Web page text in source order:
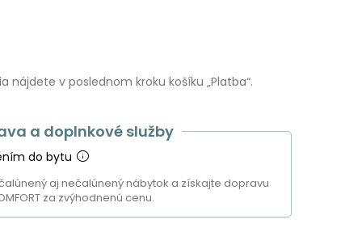
nájdete v poslednom kroku košíku „Platba“.
a doplnkové služby
do bytu
aj nečalúnený nábytok a získajte dopravu
za zvýhodnenú cenu.